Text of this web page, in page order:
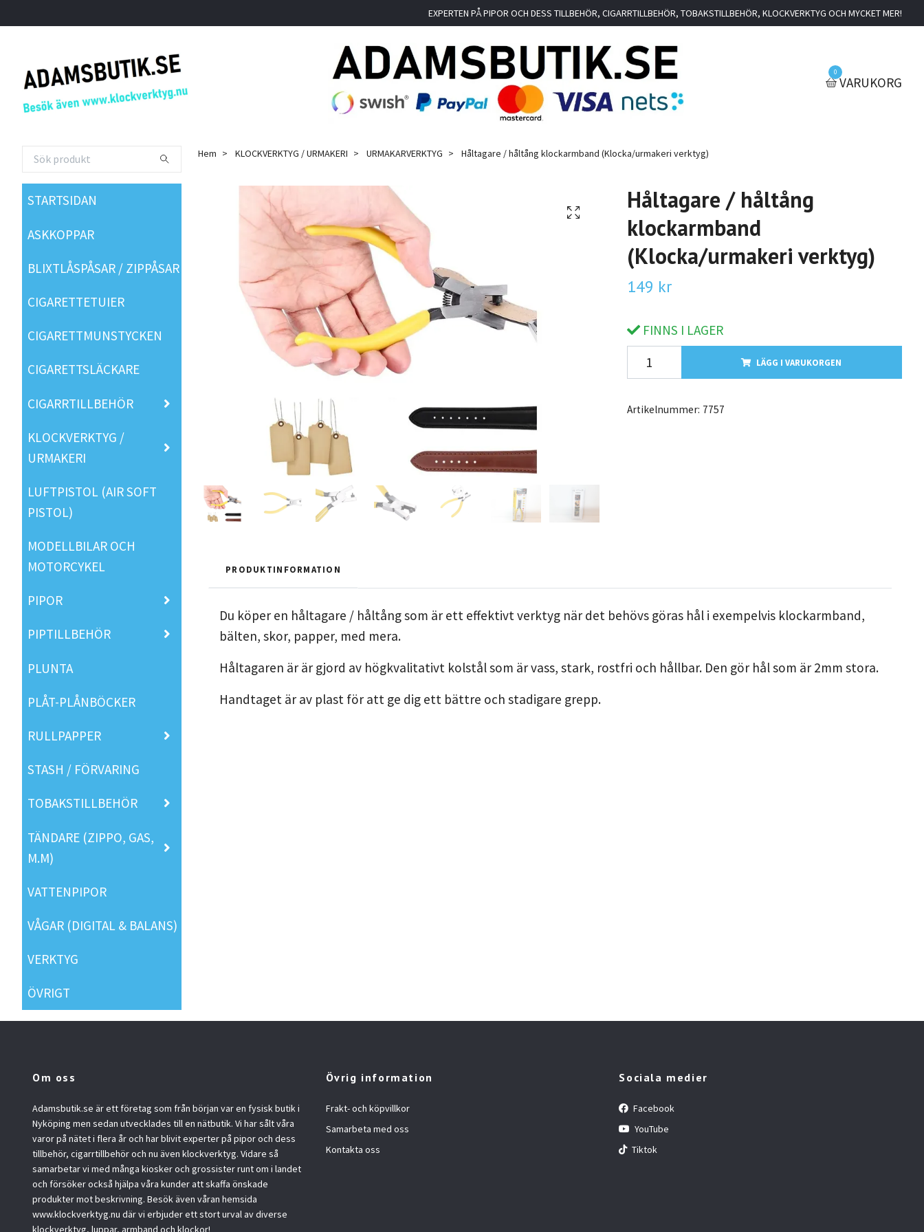
EXPERTEN PÅ PIPOR OCH DESS TILLBEHÖR, CIGARRTILLBEHÖR, TOBAKSTILLBEHÖR, KLOCKVERKTYG OCH MYCKET MER!
0
VARUKORG
STARTSIDAN
ASKKOPPAR
BLIXTLÅSPÅSAR / ZIPPÅSAR
CIGARETTETUIER
CIGARETTMUNSTYCKEN
CIGARETTSLÄCKARE
CIGARRTILLBEHÖR
KLOCKVERKTYG /
URMAKERI
LUFTPISTOL (AIR SOFT
PISTOL)
MODELLBILAR OCH
MOTORCYKEL
PIPOR
PIPTILLBEHÖR
PLUNTA
PLÅT-PLÅNBÖCKER
RULLPAPPER
STASH / FÖRVARING
TOBAKSTILLBEHÖR
TÄNDARE (ZIPPO, GAS,
M.M)
VATTENPIPOR
VÅGAR (DIGITAL & BALANS)
VERKTYG
ÖVRIGT
Hem KLOCKVERKTYG / URMAKERI URMAKARVERKTYG Håltagare / håltång klockarmband (Klocka/urmakeri verktyg)
Håltagare / håltång
klockarmband
(Klocka/urmakeri verktyg)
149 kr
FINNS I LAGER
LÄGG I VARUKORGEN
Artikelnummer: 7757
PRODUKTINFORMATION
Du köper en håltagare / håltång som är ett effektivt verktyg när det behövs göras hål i exempelvis klockarmband,
bälten, skor, papper, med mera.
Håltagaren är är gjord av högkvalitativt kolstål som är vass, stark, rostfri och hållbar. Den gör hål som är 2mm stora.
Handtaget är av plast för att ge dig ett bättre och stadigare grepp.
Om oss
Adamsbutik.se är ett företag som från början var en fysisk butik i
Nyköping men sedan utvecklades till en nätbutik. Vi har sålt våra
varor på nätet i flera år och har blivit experter på pipor och dess
tillbehör, cigarrtillbehör och nu även klockverktyg. Vidare så
samarbetar vi med många kiosker och grossister runt om i landet
och försöker också hjälpa våra kunder att skaffa önskade
produkter mot beskrivning. Besök även våran hemsida
www.klockverktyg.nu där vi erbjuder ett stort urval av diverse
klockverktyg, luppar, armband och klockor!
Övrig information
Frakt- och köpvillkor
Samarbeta med oss
Kontakta oss
Sociala medier
Facebook
YouTube
Tiktok